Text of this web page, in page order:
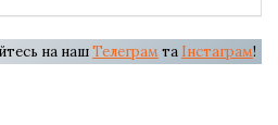
на нашТелеграм та Інстаграм!